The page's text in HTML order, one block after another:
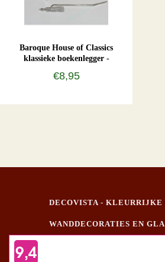
Baroque House of Classics
klassieke boekenlegger -
€8,95
DECOVISTA - KLEURRIJKE
WANDDECORATIES EN